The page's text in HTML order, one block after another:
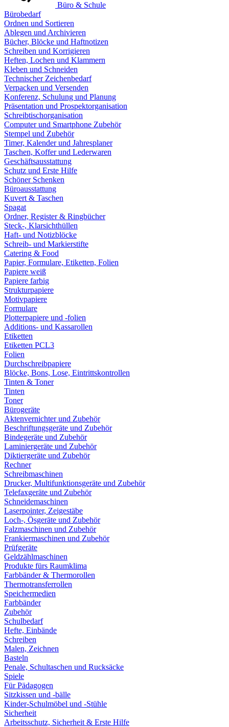
Büro & Schule
Bürobedarf
Ordnen und Sortieren
Ablegen und Archivieren
Bücher, Blöcke und Haftnotizen
Schreiben und Korrigieren
Heften, Lochen und Klammern
Kleben und Schneiden
Technischer Zeichenbedarf
Verpacken und Versenden
Konferenz, Schulung und Planung
Präsentation und Prospektorganisation
Schreibtischorganisation
Computer und Smartphone Zubehör
Stempel und Zubehör
Timer, Kalender und Jahresplaner
Taschen, Koffer und Lederwaren
Geschäftsausstattung
Schutz und Erste Hilfe
Schöner Schenken
Büroausstattung
Kuvert & Taschen
Spagat
Ordner, Register & Ringbücher
Steck-, Klarsichthüllen
Haft- und Notizblöcke
Schreib- und Markierstifte
Catering & Food
Papier, Formulare, Etiketten, Folien
Papiere weiß
Papiere farbig
Strukturpapiere
Motivpapiere
Formulare
Plotterpapiere und -folien
Additions- und Kassarollen
Etiketten
Etiketten PCL3
Folien
Durchschreibpapiere
Blöcke, Bons, Lose, Eintrittskontrollen
Tinten & Toner
Tinten
Toner
Bürogeräte
Aktenvernichter und Zubehör
Beschriftungsgeräte und Zubehör
Bindegeräte und Zubehör
Laminiergeräte und Zubehör
Diktiergeräte und Zubehör
Rechner
Schreibmaschinen
Drucker, Multifunktionsgeräte und Zubehör
Telefaxgeräte und Zubehör
Schneidemaschinen
Laserpointer, Zeigestäbe
Loch-, Ösgeräte und Zubehör
Falzmaschinen und Zubehör
Frankiermaschinen und Zubehör
Prüfgeräte
Geldzählmaschinen
Produkte fürs Raumklima
Farbbänder & Thermorollen
Thermotransferrollen
Speichermedien
Farbbänder
Zubehör
Schulbedarf
Hefte, Einbände
Schreiben
Malen, Zeichnen
Basteln
Penale, Schultaschen und Rucksäcke
Spiele
Für Pädagogen
Sitzkissen und -bälle
Kinder-Schulmöbel und -Stühle
Sicherheit
Arbeitsschutz, Sicherheit & Erste Hilfe